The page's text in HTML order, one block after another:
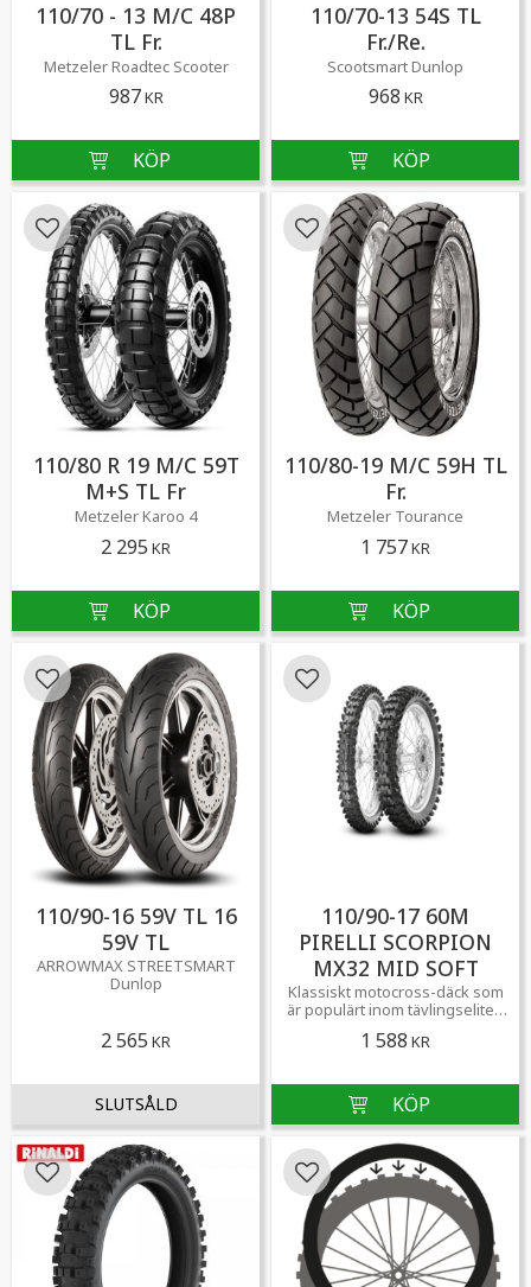
110/70 - 13 M/C 48P
TL Fr.
Metzeler Roadtec Scooter
987KR
110/70-13 54S TL
Fr./Re.
Scootsmart Dunlop
968 KR
110/80 R 19 M/C 59T
M+S TL Fr
Metzeler Karoo 4
2 295 KR
Lägg till i favoriter
110/80-19 M/C 59H TL
Fr.
Metzeler Tourance
1 757KR
Lägg till i favoriter
110/90-16 59V TL 16
59V TL
ARROWMAX STREETSMART
Dunlop
2 565 KR
Lägg till i favoriter
110/90-17 60M
PIRELLI SCORPION
MX32 MID SOFT
Klassiskt motocross-däck som
är populärt inom tävlingseliten
medelhårda underlag.
1 588 KR
Lägg till i favoriter
Lägg till i favoriter Lägg till i favoriter